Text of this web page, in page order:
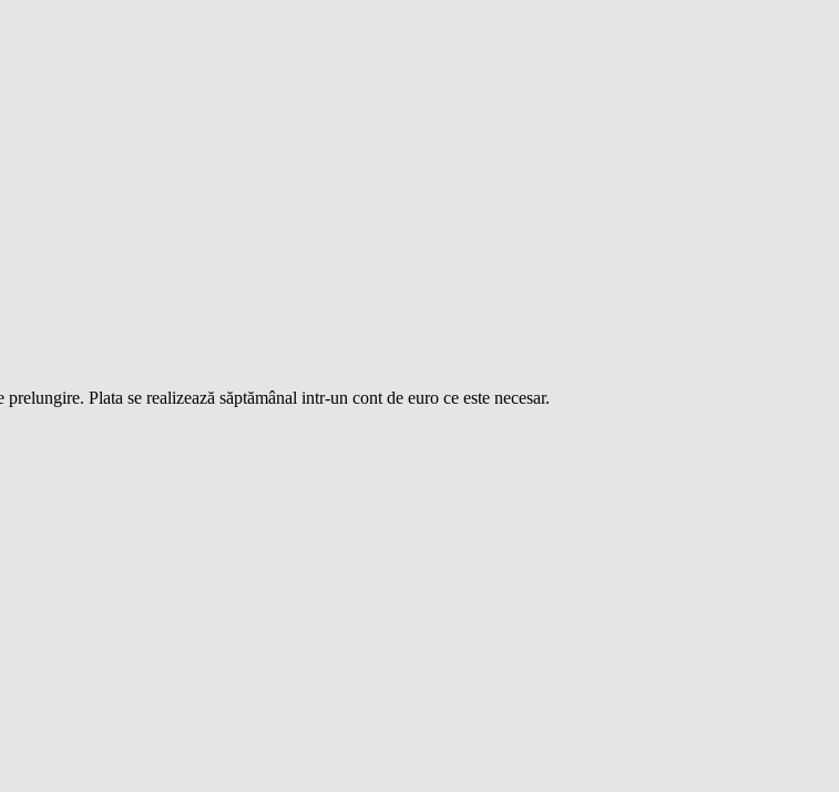
Plata se realizează săptămânal intr-un cont de euro ce este necesar.